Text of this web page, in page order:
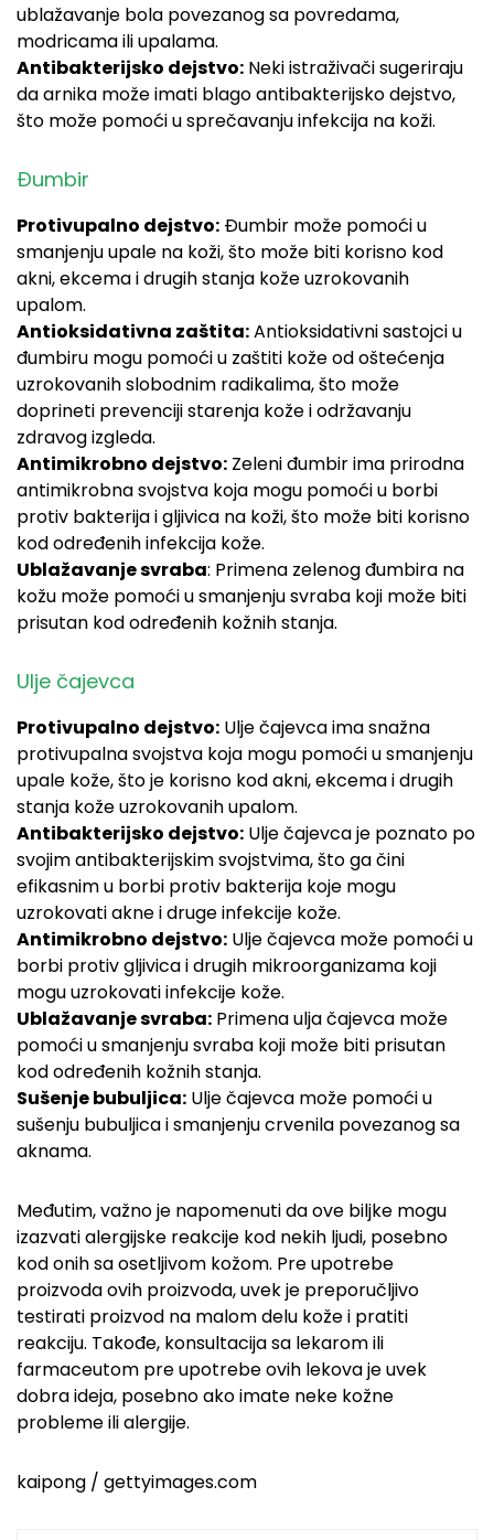
ublažavanje bola povezanog sa povredama,
modricama ili upalama.
Antibakterijsko dejstvo: Neki istraživači sugeriraju
da arnika može imati blago antibakterijsko dejstvo,
što može pomoći u sprečavanju infekcija na koži.
Đumbir
Protivupalno dejstvo: Đumbir može pomoći u
smanjenju upale na koži, što može biti korisno kod
akni, ekcema i drugih stanja kože uzrokovanih
upalom.
Antioksidativna zaštita:Antioksidativni sastojci u
đumbiru mogu pomoći u zaštiti kože od oštećenja
uzrokovanih slobodnim radikalima, što može
doprineti prevenciji starenja kože i održavanju
zdravog izgleda.
Antimikrobno dejstvo: Zeleni đumbir ima prirodna
antimikrobna svojstva koja mogu pomoći u borbi
protiv bakterija i gljivica na koži, što može biti korisno
kod određenih infekcija kože.
Ublažavanje svraba: Primena zelenog đumbira na
kožu može pomoći u smanjenju svraba koji može biti
prisutan kod određenih kožnih stanja.
Ulje čajevca
Protivupalno dejstvo: Ulje čajevca ima snažna
protivupalna svojstva koja mogu pomoći u smanjenju
upale kože, što je korisno kod akni, ekcema i drugih
stanja kože uzrokovanih upalom.
Antibakterijsko dejstvo: Ulje čajevca je poznato po
svojim antibakterijskim svojstvima, što ga čini
efikasnim u borbi protiv bakterija koje mogu
uzrokovati akne i druge infekcije kože.
Antimikrobno dejstvo: Ulje čajevca može pomoći u
borbi protiv gljivica i drugih mikroorganizama koji
mogu uzrokovati infekcije kože.
Ublažavanje svraba: Primena ulja čajevca može
pomoći u smanjenju svraba koji može biti prisutan
kod određenih kožnih stanja.
Sušenje bubuljica: Ulje čajevca može pomoći u
sušenju bubuljica i smanjenju crvenila povezanog sa
aknama.
Međutim, važno je napomenuti da ove biljke mogu
izazvati alergijske reakcije kod nekih ljudi, posebno
kod onih sa osetljivom kožom. Pre upotrebe
proizvoda ovih proizvoda, uvek je preporučljivo
testirati proizvod na malom delu kože i pratiti
reakciju. Takođe, konsultacija sa lekarom ili
farmaceutom pre upotrebe ovih lekova je uvek
dobra ideja, posebno ako imate neke kožne
probleme ili alergije.
kaipong / gettyimages.com